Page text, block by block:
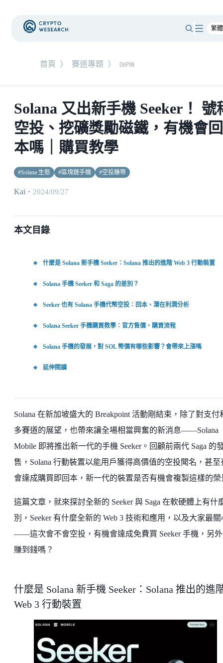
首頁 〉 賽道專題 〉 DePIN
Solana 又出新手機 Seeker！ 號
空投、挖礦獎勵磁鐵，有機會回
本嗎｜購買教學
#Solana 生態 #區塊鏈手機 #空投賺幣
Kai ・ 2024/09/27
本文目錄
什麼是 Solana 新手機 Seeker：Solana 推出的進階 Web 3 行動裝置
Solana 手機 Seeker 和 Saga 的差別？
Seeker 也有 Solana 手機代幣空投：回本、潛在利潤分析
Solana Seeker 手機購買教學：官方售價、購買流程
Solana 手機的發展，對 SOL 幣價有哪些影響？會帶來上漲嗎
延伸閱讀
Solana 在新加坡盛大的 Breakpoint 活動剛結束，除了對支付
多賽道的展望，也帶來讓全場相當興奮的新消息——Solana
Mobile 即將推出新一代的手機 Seeker。回顧前兩代 Saga 的
售，Solana 行動裝置以能用戶獲得高價值的空投聞名，甚至
會達成購買即回本，新一代的裝置是否有機會複製這樣的榮
這篇文章，就來探討全新的 Seeker 與 Saga 在軟硬體上有什
別，Seeker 有什麼全新的 Web 3 技術和應用，以及大家最
——這次會不會空投，有機會達成免費買 Seeker 手機，另
賺到錢嗎？
什麼是 Solana 新手機 Seeker：Solana 推出的進
Web 3 行動裝置